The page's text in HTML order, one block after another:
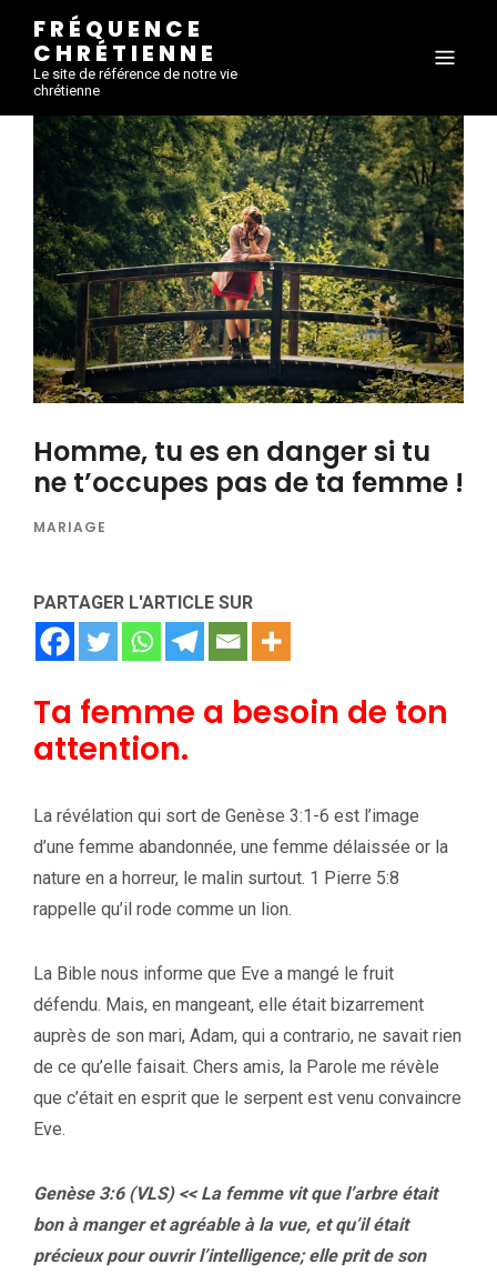
FRÉQUENCE
CHRÉTIENNE
Le site de référence de notre vie
chrétienne
Homme, tu es en danger si tu
ne t’occupes pas de ta femme !
MARIAGE
PARTAGER L'ARTICLE SUR
Ta femme a besoin de ton
attention.
La révélation qui sort de Genèse 3:1-6 est l’image
d’une femme abandonnée, une femme délaissée or la
nature en a horreur, le malin surtout. 1 Pierre 5:8
rappelle qu’il rode comme un lion.
La Bible nous informe que Eve a mangé le fruit
défendu. Mais, en mangeant, elle était bizarrement
auprès de son mari, Adam, qui a contrario, ne savait rien
de ce qu’elle faisait. Chers amis, la Parole me révèle
que c’était en esprit que le serpent est venu convaincre
Eve.
Genèse 3:6 (VLS) << La femme vit que l’arbre était
bon à manger et agréable à la vue, et qu’il était
précieux pour ouvrir l’intelligence; elle prit de son